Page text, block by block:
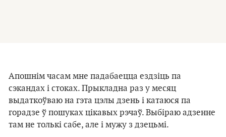
Апошнім часам мне падабаецца ездзіць па
сэкандах і стоках. Прыкладна раз у месяц
выдаткоўваю на гэта цэлы дзень і катаюся па
горадзе ў пошуках цікавых рэчаў. Выбіраю адзенне
там не толькі сабе, але і мужу з дзецьмі.